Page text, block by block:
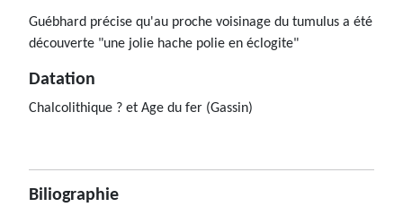
Guébhard précise qu'au proche voisinage du tumulus a été
découverte "une jolie hache polie en éclogite"
Datation
Chalcolithique ? et Age du fer (Gassin)
Biliographie